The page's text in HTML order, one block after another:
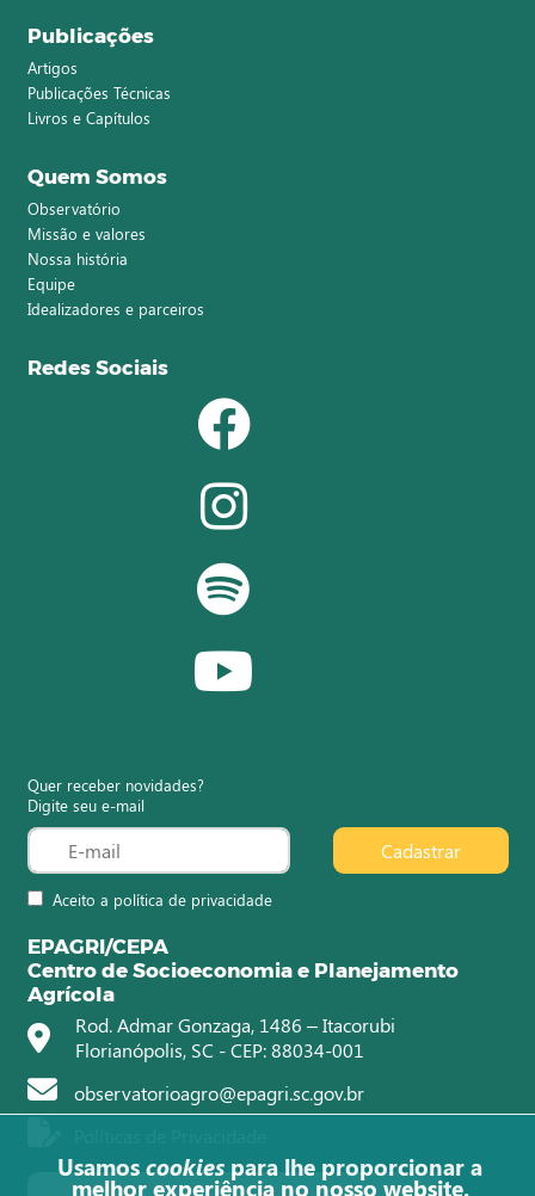
Publicações
Artigos
Publicações Técnicas
Livros e Capítulos
Quem Somos
Observatório
Missão e valores
Nossa história
Equipe
Idealizadores e parceiros
Redes Sociais
Quer receber novidades?
Digite seu e-mail
Aceito a política de privacidade
Cadastrar
EPAGRI/CEPA
Centro de Socioeconomia e Planejamento
Agrícola
Rod. Admar Gonzaga, 1486 – Itacorubi
Florianópolis, SC - CEP: 88034-001
observatorioagro@epagri.sc.gov.br
Usamos cookies para lhe proporcionar a
melhor experiência no nosso website.